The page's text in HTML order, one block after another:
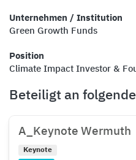
Unternehmen / Institution
Green Growth Funds
Position
Climate Impact Investor &
Beteiligt an
A_Keynote Wermuth
Keynote